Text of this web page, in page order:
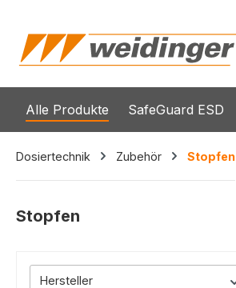
Alle Produkte SafeGuard ESD
Dosiertechnik Zubehör Stopfen
Stopfen
Hersteller